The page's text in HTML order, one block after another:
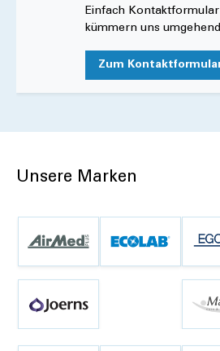
Einfach
kümmern uns
Zum
Unsere Marken